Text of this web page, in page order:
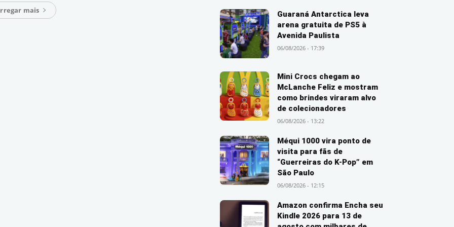
mais
Guaraná Antarctica leva
arena gratuita de PS5 à
Avenida Paulista
06/08/2026 - 17:39
Mini Crocs chegam ao
McLanche Feliz e mostram
como brindes viraram alvo
de colecionadores
06/08/2026 - 13:22
Méqui 1000 vira ponto de
visita para fãs de
“Guerreiras do K-Pop” em
São Paulo
06/08/2026 - 12:15
Amazon confirma Encha seu
Kindle 2026 para 13 de